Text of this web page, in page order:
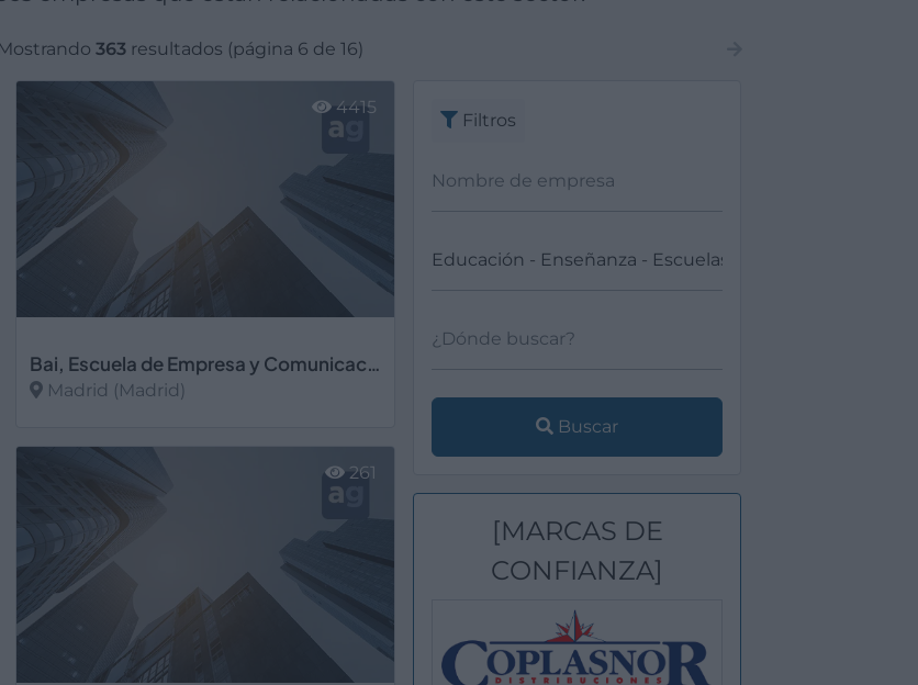
Mostrando 363 resultados (página 6 de 16)
Bai, Escuela de Empresa y Comunicación
Madrid (Madrid)
4415
261
Filtros
Buscar
[MARCAS DE
CONFIANZA]